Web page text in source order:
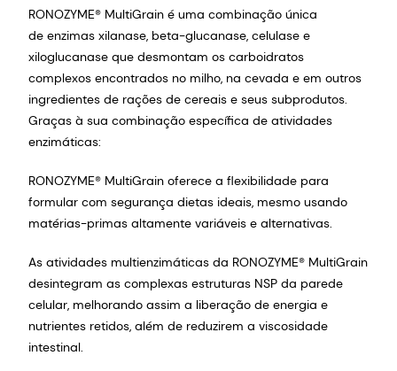
RONOZYME® MultiGrain é uma combinação única
de enzimas xilanase, beta-glucanase, celulase e
xiloglucanase que desmontam os carboidratos
complexos encontrados no milho, na cevada e em outros
ingredientes de rações de cereais e seus subprodutos.
Graças à sua combinação específica de atividades
enzimáticas:
RONOZYME® MultiGrain oferece a flexibilidade para
formular com segurança dietas ideais, mesmo usando
matérias-primas altamente variáveis e alternativas.
As atividades multienzimáticas da RONOZYME® MultiGrain
desintegram as complexas estruturas NSP da parede
celular, melhorando assim a liberação de energia e
nutrientes retidos, além de reduzirem a viscosidade
intestinal.